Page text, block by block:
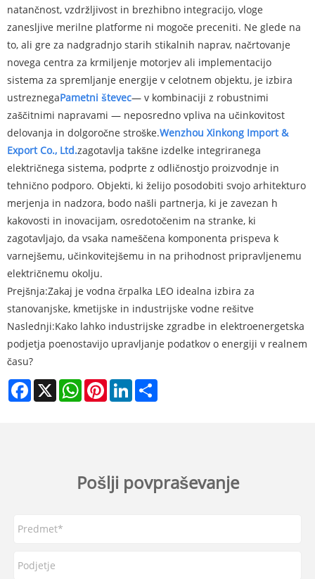
natančnost, vzdržljivost in brezhibno integracijo, vloge
zanesljive merilne platforme ni mogoče preceniti. Ne glede na
to, ali gre za nadgradnjo starih stikalnih naprav, načrtovanje
novega centra za krmiljenje motorjev ali implementacijo
sistema za spremljanje energije v celotnem objektu, je izbira
ustreznegaPametni števec— v kombinaciji z robustnimi
zaščitnimi napravami — neposredno vpliva na učinkovitost
delovanja in dolgoročne stroške.Wenzhou Xinkong Import &
Export Co., Ltd.zagotavlja takšne izdelke integriranega
električnega sistema, podprte z odličnostjo proizvodnje in
tehnično podporo. Objekti, ki želijo posodobiti svojo arhitekturo
merjenja in nadzora, bodo našli partnerja, ki je zavezan h
kakovosti in inovacijam, osredotočenim na stranke, ki
zagotavljajo, da vsaka nameščena komponenta prispeva k
varnejšemu, učinkovitejšemu in na prihodnost pripravljenemu
električnemu okolju.
Prejšnja:Zakaj je vodna črpalka LEO idealna izbira za
stanovanjske, kmetijske in industrijske vodne rešitve
Naslednji:Kako lahko industrijske zgradbe in elektroenergetska
podjetja poenostavijo upravljanje podatkov o energiji v realnem
času?
Facebook
X WhatsAppPinterestLinkedIn
Pošlji povpraševanje